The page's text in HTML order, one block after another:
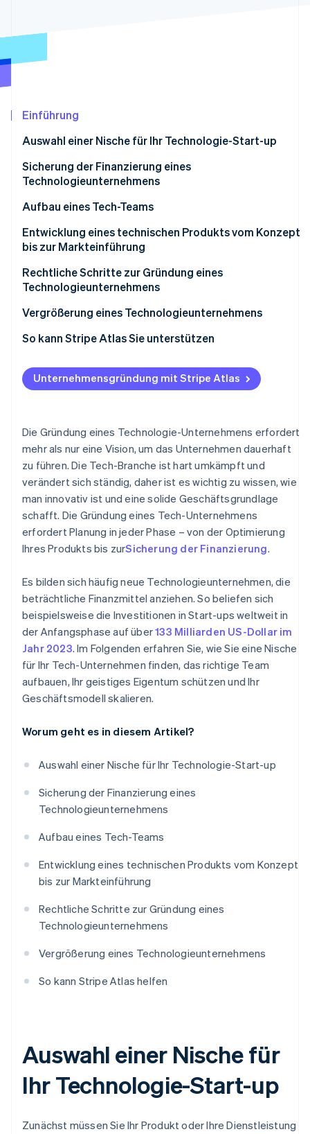
Start-up-Gründung
Climate
Stripe-Sessions 2026
Jetzt ansehen
Einführung
Auswahl einer Nische für Ihr Technologie-Start-up
Sicherung der Finanzierung eines
Technologieunternehmens
Aufbau eines Tech-Teams
Schlüsselrollen frühzeitig ermitteln
Stellen Sie Mitarbeiter/innen sowohl nach Ihren
Fähigkeiten als auch nach kultureller Eignung ein
Netzwerke nutzen
Mehr als nur ein Gehalt anbieten
Entscheiden Sie sich für Fern- oder Präsenzunterricht
Entwicklung eines technischen Produkts vom Konzept
bis zur Markteinführung
Rechtliche Schritte zur Gründung eines
Technologieunternehmens
Unternehmensstruktur
Registrierung
IP-Adresse
Verträge und Vereinbarungen
Vergrößerung eines Technologieunternehmens
So kann Stripe Atlas Sie unterstützen
Bei Atlas eine Unternehmensgründung beantragen
Zahlungen und Bankgeschäfte vor Erhalt der EIN-
Gründungsaktien ohne Einsatz eigener Mittel
erwerben
Automatische Einreichung des 83(b)-Steuerformulars
Hochwertige rechtliche Unternehmensdokumente
Ein Jahr Stripe Payments kostenlos, plus
Partnergutschriften und Rabatte im Wert von 50.000
USD
Unternehmensgründung mit Stripe Atlas
Die Gründung eines Technologie-Unternehmens erfordert
mehr als nur eine Vision, um das Unternehmen dauerhaft
zu führen. Die Tech-Branche ist hart umkämpft und
verändert sich ständig, daher ist es wichtig zu wissen, wie
man innovativ ist und eine solide Geschäftsgrundlage
schafft. Die Gründung eines Tech-Unternehmens
erfordert Planung in jeder Phase – von der Optimierung
Ihres Produkts bis zurSicherung der Finanzierung.
Es bilden sich häufig neue Technologieunternehmen, die
beträchtliche Finanzmittel anziehen. So beliefen sich
beispielsweise die Investitionen in Start-ups weltweit in
der Anfangsphase auf über133 Milliarden US-Dollar im
Jahr 2023. Im Folgenden erfahren Sie, wie Sie eine Nische
für Ihr Tech-Unternehmen finden, das richtige Team
aufbauen, Ihr geistiges Eigentum schützen und Ihr
Geschäftsmodell skalieren.
Worum geht es in diesem Artikel?
Auswahl einer Nische für Ihr Technologie-Start-up
Sicherung der Finanzierung eines
Technologieunternehmens
Aufbau eines Tech-Teams
Entwicklung eines technischen Produkts vom Konzept
bis zur Markteinführung
Rechtliche Schritte zur Gründung eines
Technologieunternehmens
Vergrößerung eines Technologieunternehmens
So kann Stripe Atlas helfen
Auswahl einer Nische für
Ihr Technologie-Start-up
Zunächst müssen Sie Ihr Produkt oder Ihre Dienstleistung